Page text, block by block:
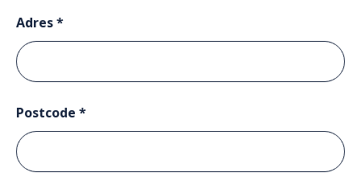
Adres *
Postcode *